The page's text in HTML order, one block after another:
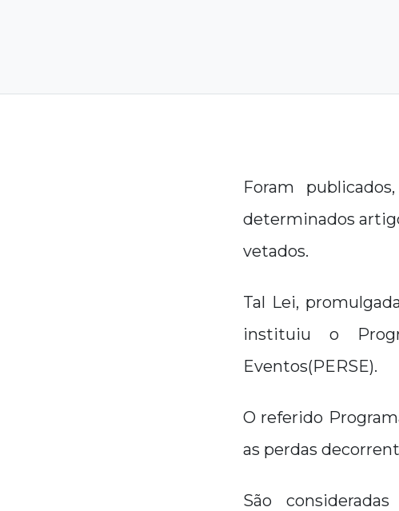
Foram
determinados
vetados.
Tal Lei,
instituiu o
Eventos(PERSE).
O referido
as perdas
São